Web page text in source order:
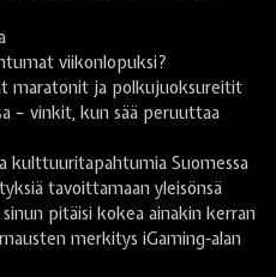
viikonlopuksi?
maratonit ja polkujuoksureitit
– vinkit, kun sää peruuttaa
kulttuuritapahtumia Suomessa
tavoittamaan yleisönsä
pitäisi kokea ainakin kerran
merkitys iGaming-alan